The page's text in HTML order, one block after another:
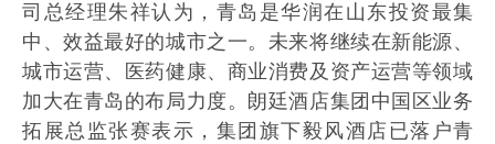
司总经理朱祥认为，青岛是华润在山东投资最集
中、效益最好的城市之一。未来将继续在新能源、
城市运营、医药健康、商业消费及资产运营等领域
加大在青岛的布局力度。朗廷酒店集团中国区业务
拓展总监张赛表示，集团旗下毅风酒店已落户青